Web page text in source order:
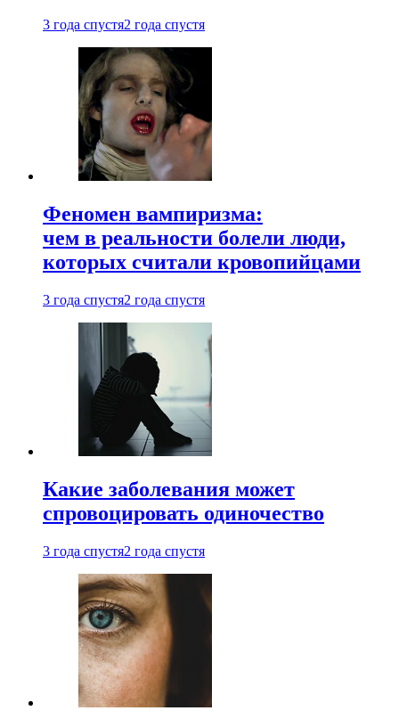
3 года спустя2 года спустя
Феномен вампиризма:
чем в реальности болели люди,
которых считали кровопийцами
3 года спустя2 года спустя
Какие заболевания может
спровоцировать одиночество
3 года спустя2 года спустя